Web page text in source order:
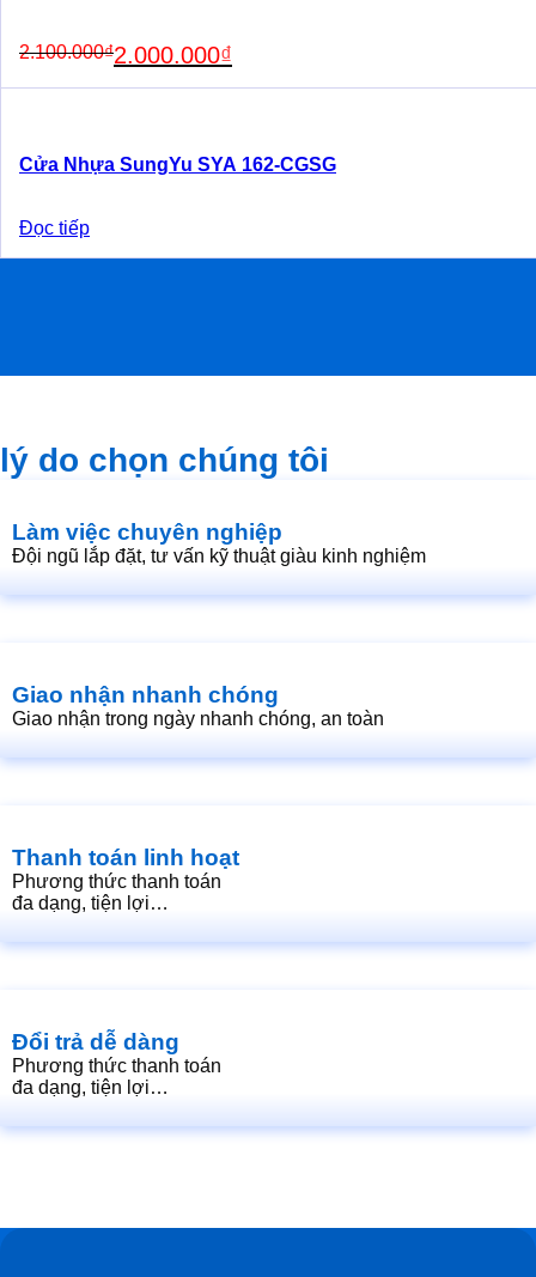
2.100.000₫
price
was:
2.000.000₫
price
is:
Cửa Nhựa SungYu SYA 162-CGSG
Đọc tiếp
lý do chọn chúng tôi
Làm việc chuyên nghiệp
Đội ngũ lắp đặt, tư vấn kỹ thuật giàu kinh nghiệm
Giao nhận nhanh chóng
Giao nhận trong ngày nhanh chóng, an toàn
Thanh toán linh hoạt
Phương thức thanh toán
đa dạng, tiện lợi…
Đổi trả dễ dàng
Phương thức thanh toán
đa dạng, tiện lợi…